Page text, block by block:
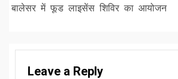
बालेसर में फूड लाइसेंस शिविर का आयोजन
Leave a Reply